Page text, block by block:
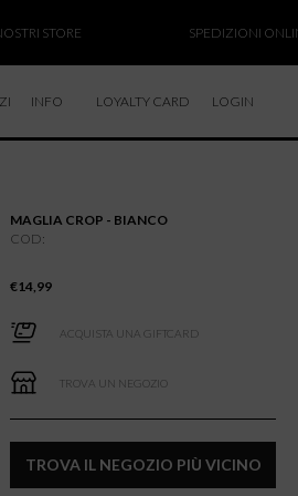
SPEDIZIONI ONLINE
INFO
E RIMBORSI
LOYALTY CARD LOGIN
MAGLIA CROP - BIANCO
COD:
€14,99
ACQUISTA UNA GIFTCARD
TROVA UN NEGOZIO
TROVA IL NEGOZIO PIÙ VICINO